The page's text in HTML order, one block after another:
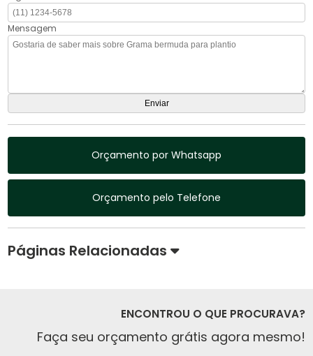
Mensagem
Orçamento por Whatsapp
Orçamento pelo Telefone
Páginas Relacionadas
ENCONTROU O QUE PROCURAVA?
Faça seu orçamento grátis agora mesmo!